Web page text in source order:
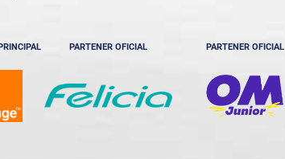
PARTENER OFICIAL PARTENER OFICIAL